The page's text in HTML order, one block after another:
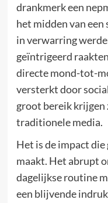
drankmerk een
het midden van
in verwarring
geïntrigeerd
directe mond-tot-
versterkt door
groot bereik krijgen
traditionele media.
Het is de impact
maakt. Het abrupt
dagelijkse routine
een blijvende